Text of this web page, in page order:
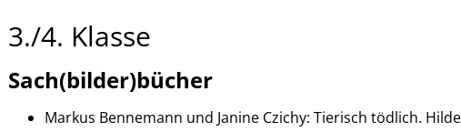
3./4. Klasse
Sach(bilder)bücher
Markus Bennemann und Janine Czichy: Tierisch tödlich.